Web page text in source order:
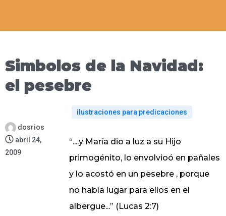
Simbolos de la Navidad:
el pesebre
dosrios
abril 24,
2009
ilustraciones para predicaciones
“....y María dio a luz a su Hijo
primogénito, lo envolvioó en pañales
y lo acostó en un pesebre , porque
no había lugar para ellos en el
albergue...” (Lucas 2:7)